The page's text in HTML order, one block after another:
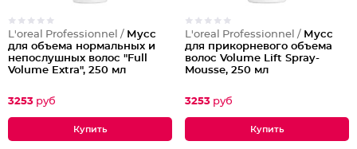
L'oreal Professionnel / Мусс
для объема нормальных и
непослушных волос "Full
Volume Extra", 250 мл
3253 руб
L'oreal Professionnel / Мусс
для прикорневого объема
волос Volume Lift Spray-
Mousse, 250 мл
3253 руб